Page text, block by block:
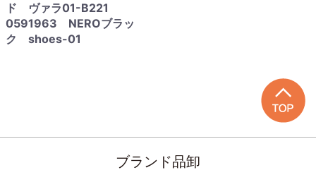
ド ヴァラ01-B221
0591963 NEROブラッ
ク shoes-01
ブランド品卸